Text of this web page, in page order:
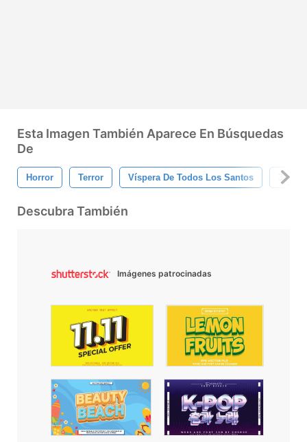
Esta Imagen También Aparece En Búsquedas
De
Horror Terror Víspera De Todos Los Santos 3d
Descubra También
Imágenes patrocinadas